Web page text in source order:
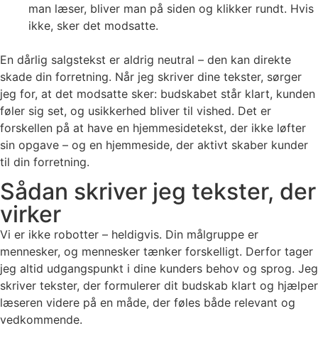
man læser, bliver man på siden og klikker rundt. Hvis
ikke, sker det modsatte.
En dårlig salgstekst er aldrig neutral – den kan direkte
skade din forretning. Når jeg skriver dine tekster, sørger
jeg for, at det modsatte sker: budskabet står klart, kunden
føler sig set, og usikkerhed bliver til vished. Det er
forskellen på at have en hjemmesidetekst, der ikke løfter
sin opgave – og en hjemmeside, der aktivt skaber kunder
til din forretning.
Sådan skriver jeg tekster, der
virker
Vi er ikke robotter – heldigvis. Din målgruppe er
mennesker, og mennesker tænker forskelligt. Derfor tager
jeg altid udgangspunkt i dine kunders behov og sprog. Jeg
skriver tekster, der formulerer dit budskab klart og hjælper
læseren videre på en måde, der føles både relevant og
vedkommende.